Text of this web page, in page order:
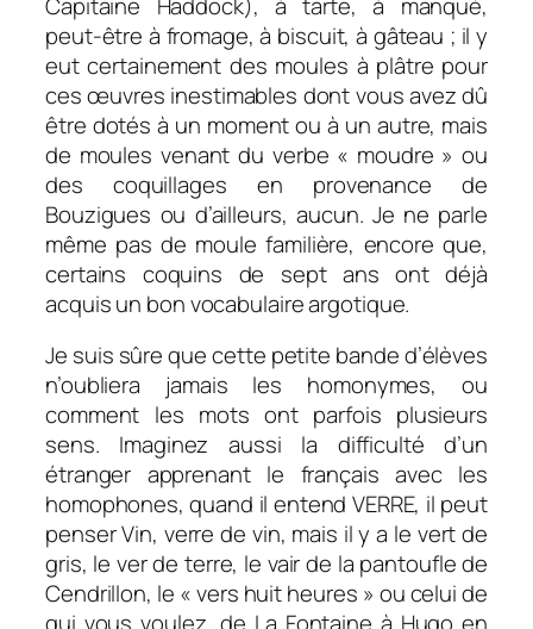
peut-être à fromage, à biscuit, à gâteau ; il y
eut certainement des moules à plâtre pour
ces œuvres inestimables dont vous avez dû
être dotés à un moment ou à un autre, mais
de moules venant du verbe « moudre » ou
des coquillages en provenance de
Bouzigues ou d’ailleurs, aucun. Je ne parle
même pas de moule familière, encore que,
certains coquins de sept ans ont déjà
acquis un bon vocabulaire argotique.
Je suis sûre que cette petite bande d’élèves
n’oubliera jamais les homonymes, ou
comment les mots ont parfois plusieurs
sens. Imaginez aussi la difficulté d’un
étranger apprenant le français avec les
homophones, quand il entend VERRE, il peut
penser Vin, verre de vin, mais il y a le vert de
gris, le ver de terre, le vair de la pantoufle de
Cendrillon, le « vers huit heures » ou celui de